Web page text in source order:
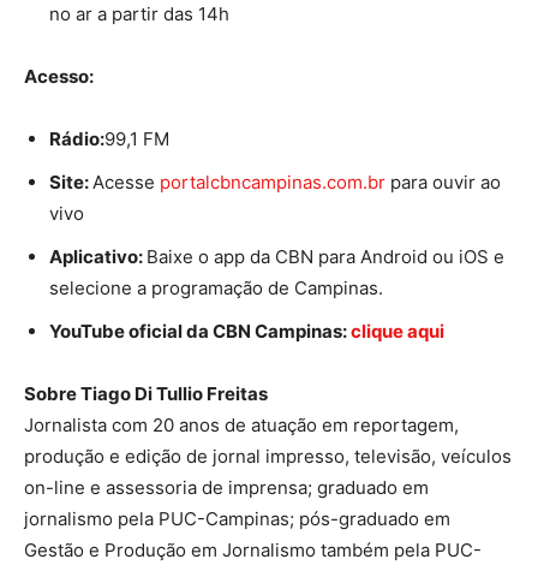
no ar a partir das 14h
Acesso:
Rádio:99,1 FM
Site: Acesse portalcbncampinas.com.br para ouvir ao
vivo
Aplicativo: Baixe o app da CBN para Android ou iOS e
selecione a programação de Campinas.
YouTube oficial da CBN Campinas:clique aqui
Sobre Tiago Di Tullio Freitas
Jornalista com 20 anos de atuação em reportagem,
produção e edição de jornal impresso, televisão, veículos
on-line e assessoria de imprensa; graduado em
jornalismo pela PUC-Campinas; pós-graduado em
Gestão e Produção em Jornalismo também pela PUC-